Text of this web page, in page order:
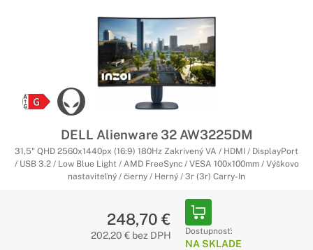
DELL Alienware 32 AW3225DM
31,5" QHD 2560x1440px (16:9) 180Hz Zakrivený VA / HDMI / DisplayPort
/ USB 3.2 / Low Blue Light / AMD FreeSync / VESA 100x100mm / Výškovo
nastaviteľný / čierny / Herný / 3r (3r) Carry-In
248,70 €
202,20 € bez DPH Dostupnosť:
NA SKLADE